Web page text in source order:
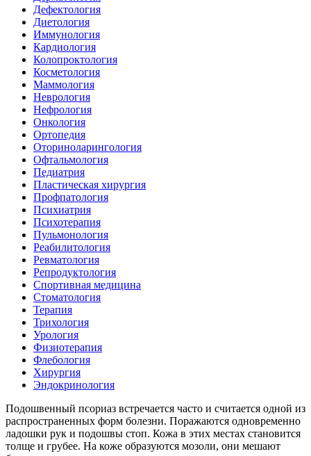
Дефектология
Диетология
Иммунология
Кардиология
Колопроктология
Косметология
Маммология
Неврология
Нефрология
Онкология
Ортопедия
Оториноларингология
Офтальмология
Педиатрия
Пластическая хирургия
Профпатология
Психиатрия
Психотерапия
Пульмонология
Реабилитология
Ревматология
Репродуктология
Спортивная медицина
Стоматология
Терапия
Трихология
Урология
Физиотерапия
Флебология
Хирургия
Эндокринология
Подошвенный псориаз встречается часто и считается одной из
распространенных форм болезни. Поражаются одновременно
ладошки рук и подошвы стоп. Кожа в этих местах становится
толще и грубее. На коже образуются мозоли, они мешают